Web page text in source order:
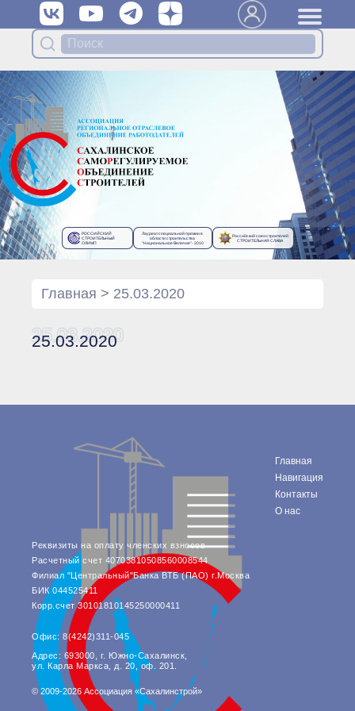
Органы управления Ассоциации
● Общее собрание членов
● Генеральный директор
Специализированные органы
● Контрольный комитет
● Дисциплинарный комитет
● Архив
Протоколы органов управления
Реестры Ассоциации
● Реестр членов
Ассоциации
«Сахалинстрой»
● Реестр членов
Ассоциации,
осуществляющих
строительный контроль
● Реестр членов
объединения
работодателей
● Реестр членов
Ассоциации —
Застройщиков
заказчиков
РОССИЙСКИЙ
СТРОИТЕЛЬНЫЙ
ОЛИМП
Лауреат специальной премии в
области строительства
“Национальное Величие”- 2010
Российский союз строителей
СТРОИТЕЛЬНАЯ СЛАВА
Главная > 25.03.2020
25.03.2020
25.03.2020
Реквизиты на оплату членских взносов
Расчетный счет 40703810508560008544
Филиал "Центральный"Банка ВТБ (ПАО) г.Москва
БИК 044525411
Корр.счет 30101810145250000411
Офис: 8(4242)311-045
Адрес: 693000, г. Южно-Сахалинск,
ул. Карла Маркса, д. 20, оф. 201.
Главная
Навигация
Контакты
О нас
© 2009-2026 Ассоциация «Сахалинстрой»